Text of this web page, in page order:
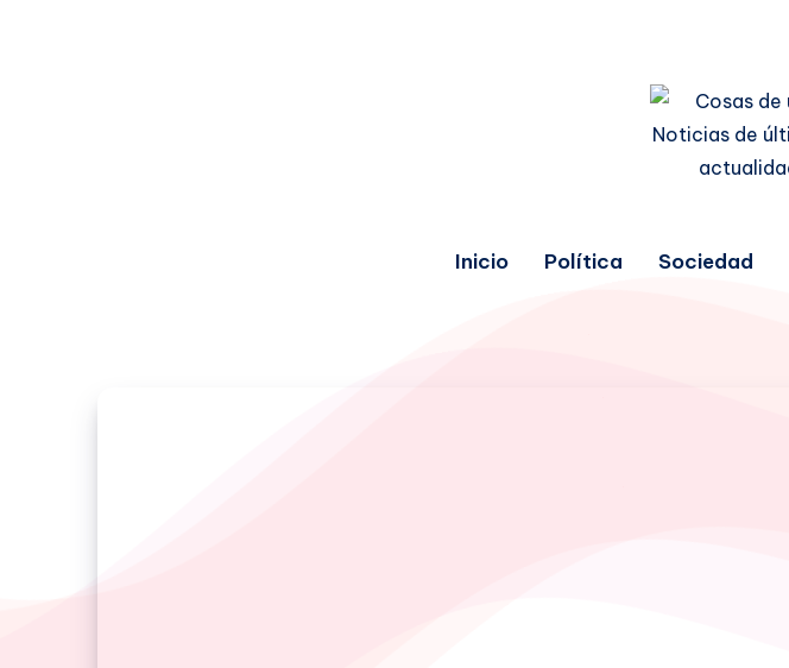
Inicio Política Sociedad